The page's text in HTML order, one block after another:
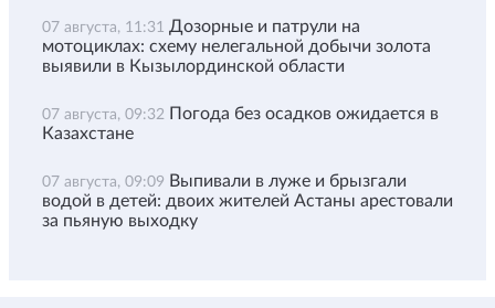
07 августа, 11:31 Дозорные и патрули на
мотоциклах: схему нелегальной добычи золота
выявили в Кызылординской области
07 августа, 09:32 Погода без осадков ожидается в
Казахстане
07 августа, 09:09 Выпивали в луже и брызгали
водой в детей: двоих жителей Астаны арестовали
за пьяную выходку